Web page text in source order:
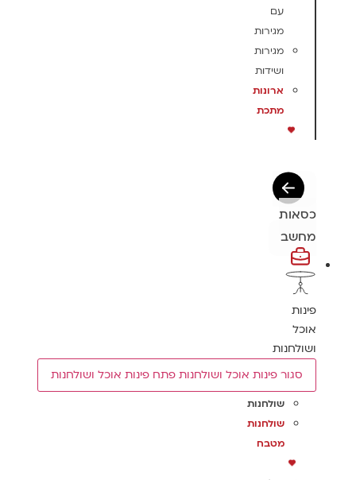
עם
מגירות
מגירות
ושידות
ארונות
מתכת
כסאות
מחשב
פינות
אוכל
ושולחנות
סגור פינות אוכל ושולחנות פתח פינות אוכל ושולחנות
שולחנות
שולחנות
מטבח